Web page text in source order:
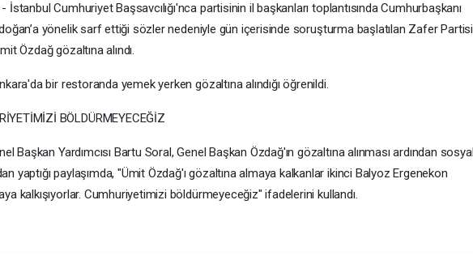
İstanbul Cumhuriyet Başsavcılığı'nca partisinin il başkanları toplantısında Cumhurbaşkanı
yönelik sarf ettiği sözler nedeniyle gün içerisinde soruşturma başlatılan Zafer Partisi
Özdağ gözaltına alındı.
bir restoranda yemek yerken gözaltına alındığı öğrenildi.
BÖLDÜRMEYECEĞİZ
Başkan Yardımcısı Bartu Soral, Genel Başkan Özdağ'ın gözaltına alınması ardından sosyal
yaptığı paylaşımda, "Ümit Özdağ'ı gözaltına almaya kalkanlar ikinci Balyoz Ergenekon
kalkışıyorlar. Cumhuriyetimizi böldürmeyeceğiz" ifadelerini kullandı.